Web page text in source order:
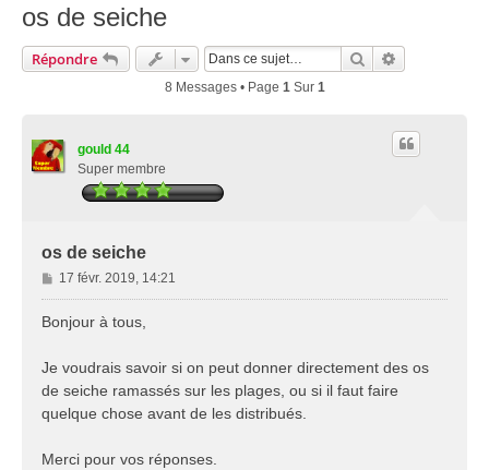
os de seiche
Répondre Rechercher
8 Messages • Page 1 Sur 1
gould 44
Super membre
os de seiche
M
e
s
g
e
17 févr. 2019, 14:21
Bonjour à tous,
Je voudrais savoir si on peut donner directement des os
de seiche ramassés sur les plages, ou si il faut faire
quelque chose avant de les distribués.
Merci pour vos réponses.